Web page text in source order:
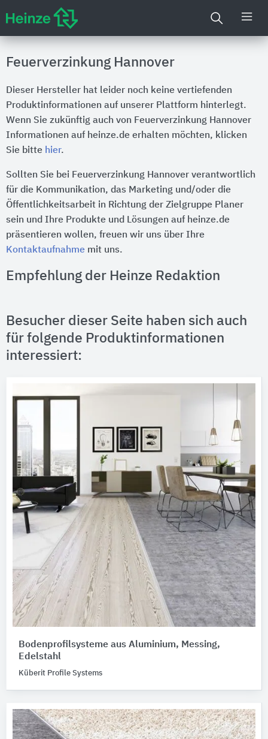
Feuerverzinkung Hannover
Dieser Hersteller hat leider noch keine vertiefenden
Produktinformationen auf unserer Plattform hinterlegt.
Wenn Sie zukünftig auch von Feuerverzinkung Hannover
Informationen auf heinze.de erhalten möchten, klicken
Sie bitte hier.
Sollten Sie bei Feuerverzinkung Hannover verantwortlich
für die Kommunikation, das Marketing und/oder die
Öffentlichkeitsarbeit in Richtung der Zielgruppe Planer
sein und Ihre Produkte und Lösungen auf heinze.de
präsentieren wollen, freuen wir uns über Ihre
Kontaktaufnahme mit uns.
Empfehlung der Heinze Redaktion
Besucher dieser Seite haben sich auch
für folgende Produktinformationen
interessiert:
Bodenprofilsysteme aus Aluminium, Messing,
Edelstahl
Küberit Profile Systems